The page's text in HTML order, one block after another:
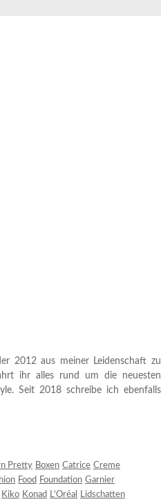
2012 aus meiner Leidenschaft zu
ihr alles rund um die neuesten
Seit 2018 schreibe ich ebenfalls
Pretty Boxen Catrice Creme
Food Foundation Garnier
Kiko Konad L'Oréal
Lidschatten